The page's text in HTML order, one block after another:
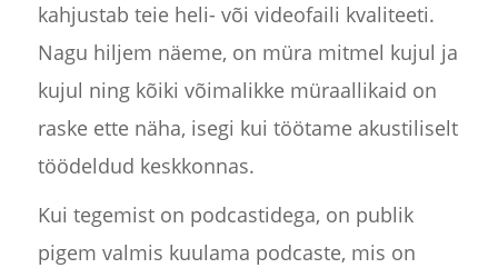
kahjustab teie heli- või videofaili kvaliteeti.
Nagu hiljem näeme, on müra mitmel kujul ja
kujul ning kõiki võimalikke müraallikaid on
raske ette näha, isegi kui töötame akustiliselt
töödeldud keskkonnas.
Kui tegemist on podcastidega, on publik
pigem valmis kuulama podcaste, mis on